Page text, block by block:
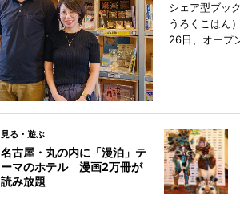
シェア型ブッ
うろくこはん
26日、オープ
見る・遊ぶ
名古屋・丸の内に「漫泊」テ
ーマのホテル 漫画2万冊が
読み放題